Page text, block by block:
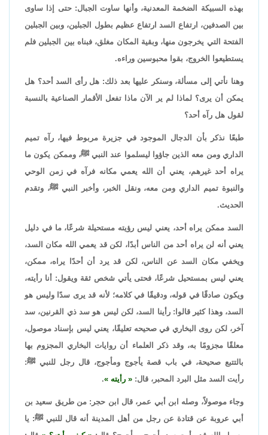
بهذه السبيكة الضخمة المعدنية، وأنها ساوت الجبال: حتى إذا ساوى
بين الصدفين، ارتفاع السد ارتفاع عظيم بطول الجبلين، وبين الجبلين
الفتحة التي يخرجون منها، وبقية المكان مغلق، فبناه بين الجبلين فلم
يستطيعوا الخروج، بقوا محبوسين وراءه.
وهنا نأتي إلى مسألة، وسنكر عليها بعد ذلك: هل رأى السد أحد؟ هل
يمكن أن يرى؟ لماذا لم ير الآن ماذا تفعل الأقمار الصناعية بالنسبة
لقول هل رآه أحد؟
طبعًا نذكر بأن الدجال الموجود في جزيرة مربوط فيها، رآه تميم
الداري ومن معه الذين جاؤوا ليسلموا عند النبي ﷺ، وممكن يكون ما
يراه أحد غيرهم، يعني أن الله يعمي مكانه فرآه في زمن الوحي
والنبوة تميم الداري ومن معه، ونقل الخبر، وأخبر النبي ﷺ، وتقدم
الحديث.
السد ممكن يراه أحد، يعني ليس رؤيته مستحيلة شرعًا، ما في دليل
يعني أنه لن يراه أحد من الناس أبدًا، لكن قد يعمي الله مكان السد،
ويخفي مكان السد عن الناس، لكن قد يرد أن أحدًا يراه، ممكن،
يعني ليس بمستحيل شرعًا، فحتى يأتي شخص ثقة ويقول: أنا رأيته،
ويكون صادقًا في قوله، ودقيقًا في كلامه؛ لأنه قد يرى سدًا وليس هو
السد، وهذا كثير قالوا: رأينا السد، لكن ليس هو سد ذي القرنين، سد
آخر، لكن روى البخاري في صحيحه تعليقًا، يعني ليس بإسناد موصول،
معلقًا مجزومًا به، وقد ذكر العلماء أن روايات البخاري المجزوم بها
بالتتبع صحيحة، في باب قصة يأجوج ومأجوج، قال رجل للنبي ﷺ:
رأيت السد مثل البرد المحبر، قال:
رأيته .
وجاء موصولاً، وصله ابن أبي عمر، قال ابن حجر: من طريق سعيد بن
أبي عروبة عن قتادة عن رجل من أهل المدينة أنه قال للنبي ﷺ: يا